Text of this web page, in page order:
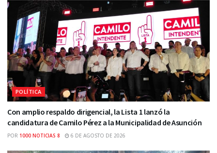
POLÍTICA
Con amplio respaldo dirigencial, la Lista 1 lanzó la
candidatura de Camilo Pérez a la Municipalidad de Asunción
POR 1000 NOTICIAS 8 6 DE AGOSTO DE 2026